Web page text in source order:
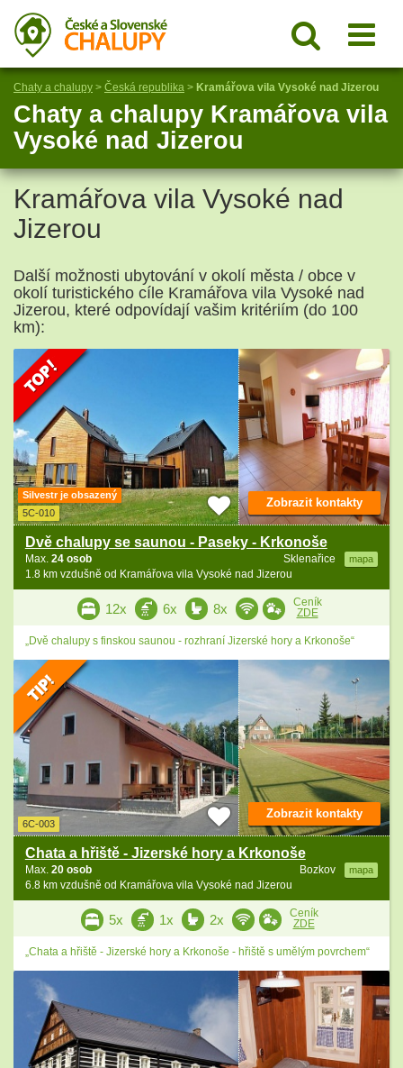
Chaty a chalupy > Česká republika > Kramářova vila Vysoké nad Jizerou
Chaty a chalupy Kramářova vila
Vysoké nad Jizerou
Kramářova vila Vysoké nad
Jizerou
Další možnosti ubytování v okolí města / obce v
okolí turistického cíle Kramářova vila Vysoké nad
Jizerou, které odpovídají vašim kritériím (do 100
km):
Silvestr je obsazený
5C-010
Dvě chalupy se saunou - Paseky - Krkonoše
Sklenařice mapa
Max. 24 osob
1.8 km vzdušně od Kramářova vila Vysoké nad Jizerou
Zobrazit kontakty
12x 6x 8x
Ceník
ZDE
„Dvě chalupy s finskou saunou - rozhraní Jizerské hory a Krkonoše“
6C-003
Chata a hřiště - Jizerské hory a Krkonoše
Bozkov mapa
Max. 20 osob
6.8 km vzdušně od Kramářova vila Vysoké nad Jizerou
Zobrazit kontakty
5x 1x 2x
Ceník
ZDE
„Chata a hřiště - Jizerské hory a Krkonoše - hřiště s umělým povrchem“